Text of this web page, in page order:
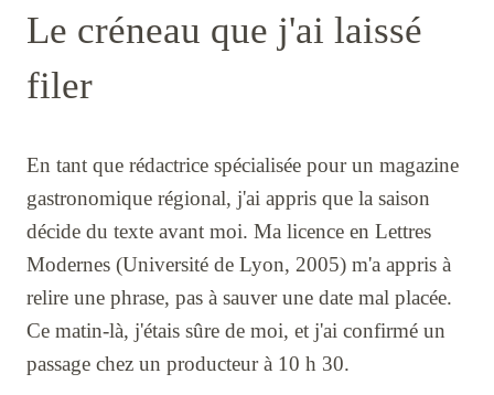
Le créneau que j'ai laissé
filer
En tant que rédactrice spécialisée pour un magazine
gastronomique régional, j'ai appris que la saison
décide du texte avant moi. Ma licence en Lettres
Modernes (Université de Lyon, 2005) m'a appris à
relire une phrase, pas à sauver une date mal placée.
Ce matin-là, j'étais sûre de moi, et j'ai confirmé un
passage chez un producteur à 10 h 30.